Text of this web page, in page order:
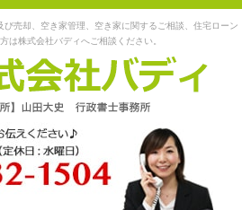
び売却、空き家管理、空き家に関するご相談、住宅ローン
は株式会社バディへご相談ください。